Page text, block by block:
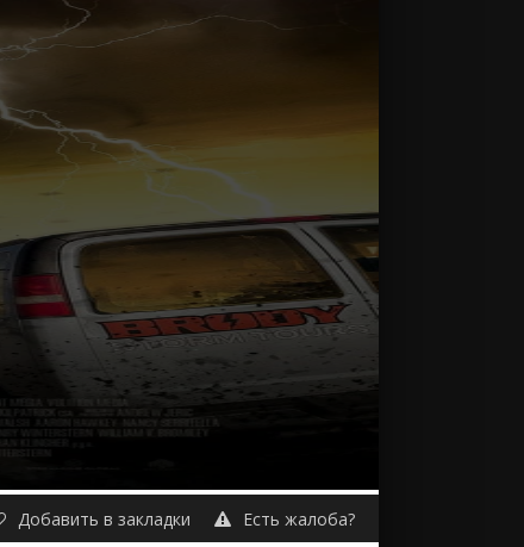
Добавить в закладки Есть жалоба?